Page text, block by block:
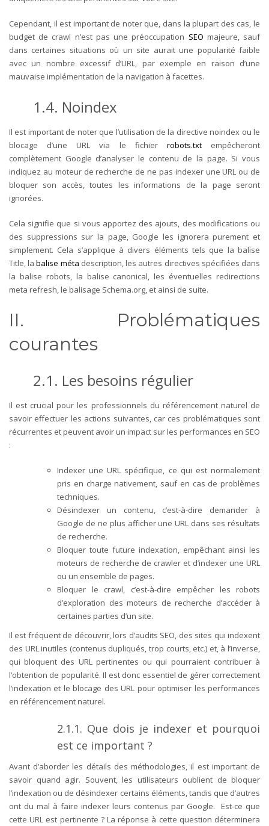
Cependant, il est important de noter que, dans la plupart des cas, le
budget de crawl n’est pas une préoccupation SEO majeure, sauf
dans certaines situations où un site aurait une popularité faible
avec un nombre excessif d’URL, par exemple en raison d’une
mauvaise implémentation de la navigation à facettes.
1.4. Noindex
Il est important de noter que l’utilisation de la directive noindex ou le
blocage d’une URL via le fichier robots.txtempêcheront
complètement Google d’analyser le contenu de la page. Si vous
indiquez au moteur de recherche de ne pas indexer une URL ou de
bloquer son accès, toutes les informations de la page seront
ignorées.
Cela signifie que si vous apportez des ajouts, des modifications ou
des suppressions sur la page, Google les ignorera purement et
simplement. Cela s’applique à divers éléments tels que la balise
Title, labalise méta description, les autres directives spécifiées dans
la balise robots, la balise canonical, les éventuelles redirections
meta refresh, le balisage Schema.org, et ainsi de suite.
II. Problématiques
courantes
2.1. Les besoins régulier
Il est crucial pour les professionnels du référencement naturel de
savoir effectuer les actions suivantes, car ces problématiques sont
récurrentes et peuvent avoir un impact sur les performances en SEO
:
Indexer une URL spécifique, ce qui est normalement
pris en charge nativement, sauf en cas de problèmes
techniques.
Désindexer un contenu, c’est-à-dire demander à
Google de ne plus afficher une URL dans ses résultats
de recherche.
Bloquer toute future indexation, empêchant ainsi les
moteurs de recherche de crawler et d’indexer une URL
ou un ensemble de pages.
Bloquer le crawl, c’est-à-dire empêcher les robots
d’exploration des moteurs de recherche d’accéder à
certaines parties d’un site.
Il est fréquent de découvrir, lors d’audits SEO, des sites qui indexent
des URL inutiles (contenus dupliqués, trop courts, etc.) et, à l’inverse,
qui bloquent des URL pertinentes ou qui pourraient contribuer à
l’obtention de popularité. Il est donc essentiel de gérer correctement
l’indexation et le blocage des URL pour optimiser les performances
en référencement naturel.
2.1.1. Que dois je indexer et pourquoi
est ce important ?
Avant d’aborder les détails des méthodologies, il est important de
savoir quand agir. Souvent, les utilisateurs oublient de bloquer
l’indexation ou de désindexer certains éléments, tandis que d’autres
ont du mal à faire indexer leurs contenus par Google. Est-ce que
cette URL est pertinente ? La réponse à cette question déterminera